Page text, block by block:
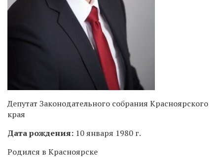
Депутат Законодательного собрания Красноярского
края
Дата рождения: 10 января 1980 г.
Родился в Красноярске